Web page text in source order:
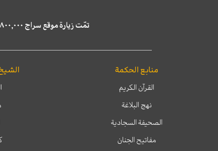
تمّت زيارة موقع سراج ٤,٨٠٠,٠٠٠ مرة خلال الستة أشهر الماضية، كما ظهر في نتائج البحث في محركات البحث٢٢,٢٩٠,٠٠٠ مرّة.
منابع الحكمة
القرآن الكريم
نهج البلاغة
الصحيفة السجادية
مفاتيح الجنان